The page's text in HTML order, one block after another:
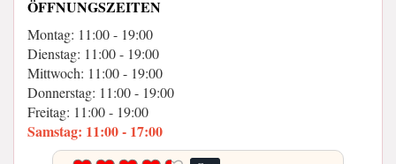
ÖFFNUNGSZEITEN
Montag: 11:00 - 19:00
Dienstag: 11:00 - 19:00
Mittwoch: 11:00 - 19:00
Donnerstag: 11:00 - 19:00
Freitag: 11:00 - 19:00
Samstag: 11:00 - 17:00